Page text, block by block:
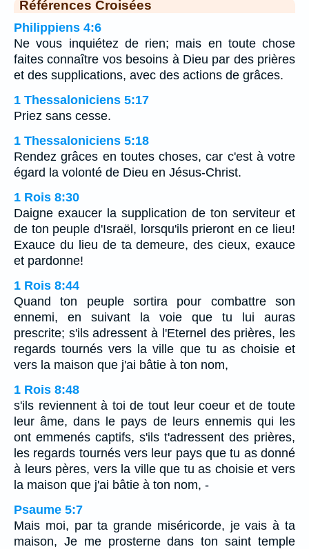
Références Croisées
Philippiens 4:6
Ne vous inquiétez de rien; mais en toute chose
faites connaître vos besoins à Dieu par des prières
et des supplications, avec des actions de grâces.
1 Thessaloniciens 5:17
Priez sans cesse.
1 Thessaloniciens 5:18
Rendez grâces en toutes choses, car c'est à votre
égard la volonté de Dieu en Jésus-Christ.
1 Rois 8:30
Daigne exaucer la supplication de ton serviteur et
de ton peuple d'Israël, lorsqu'ils prieront en ce lieu!
Exauce du lieu de ta demeure, des cieux, exauce
et pardonne!
1 Rois 8:44
Quand ton peuple sortira pour combattre son
ennemi, en suivant la voie que tu lui auras
prescrite; s'ils adressent à l'Eternel des prières, les
regards tournés vers la ville que tu as choisie et
vers la maison que j'ai bâtie à ton nom,
1 Rois 8:48
s'ils reviennent à toi de tout leur coeur et de toute
leur âme, dans le pays de leurs ennemis qui les
ont emmenés captifs, s'ils t'adressent des prières,
les regards tournés vers leur pays que tu as donné
à leurs pères, vers la ville que tu as choisie et vers
la maison que j'ai bâtie à ton nom, -
Psaume 5:7
Mais moi, par ta grande miséricorde, je vais à ta
maison, Je me prosterne dans ton saint temple